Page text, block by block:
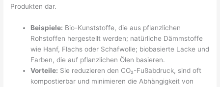
Produkten dar.
Beispiele: Bio-Kunststoffe, die aus pflanzlichen
Rohstoffen hergestellt werden; natürliche Dämmstoffe
wie Hanf, Flachs oder Schafwolle; biobasierte Lacke und
Farben, die auf pflanzlichen Ölen basieren.
Vorteile: Sie reduzieren den CO₂-Fußabdruck, sind oft
kompostierbar und minimieren die Abhängigkeit von